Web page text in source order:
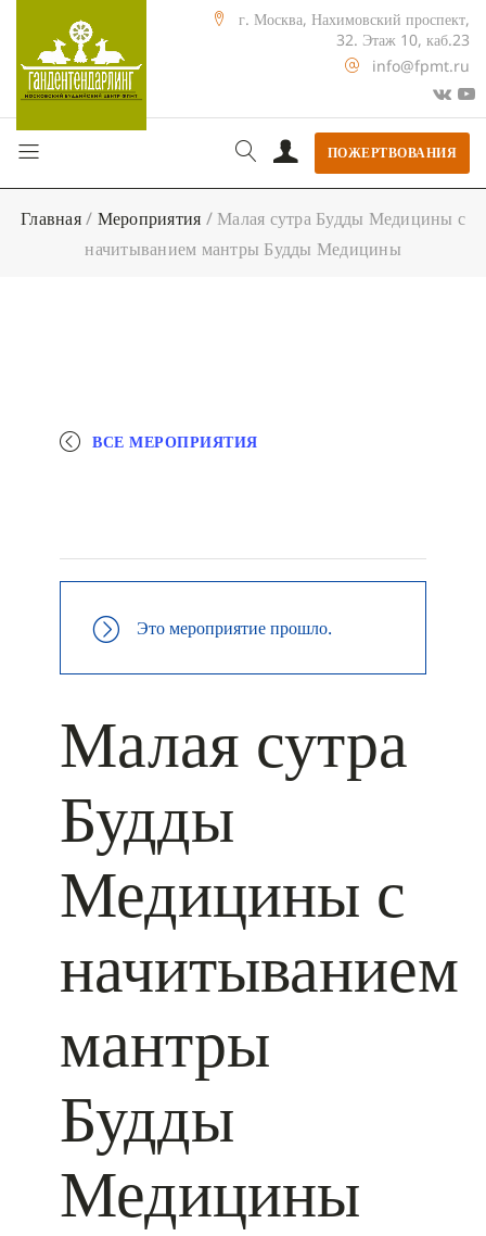
г. Москва, Нахимовский проспект,
32. Этаж 10, каб.23
info@fpmt.ru
ПОЖЕРТВОВАНИЯ
Главная/ Мероприятия / Малая сутра Будды Медицины с
начитыванием мантры Будды Медицины
ВСЕ МЕРОПРИЯТИЯ
Это мероприятие прошло.
Малая сутра
Будды
Медицины с
начитыванием
мантры
Будды
Медицины